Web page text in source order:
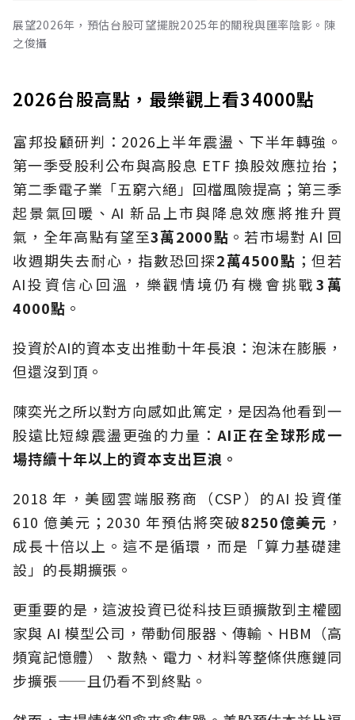
展望2026年，預估台股可望擺脫2025年的關稅與匯率陰影。陳
之俊攝
2026台股高點，最樂觀上看34000點
富邦投顧研判：2026上半年震盪、下半年轉強。
第一季受股利公布與高股息 ETF 換股效應拉抬；
第二季電子業「五窮六絕」回檔風險提高；第三季
起景氣回暖、AI 新品上市與降息效應將推升買
氣，全年高點有望至3萬2000點 。若市場對 AI 回
收週期失去耐心，指數恐回探2萬4500點 ；但若
AI投資信心回溫，樂觀情境仍有機會挑戰3萬
4000點 。
投資於AI的資本支出推動十年長浪：泡沫在膨脹，
但還沒到頂。
陳奕光之所以對方向感如此篤定，是因為他看到一
股遠比短線震盪更強的力量： AI正在全球形成一
場持續十年以上的資本支出巨浪。
2018 年，美國雲端服務商（CSP）的AI 投資僅
610 億美元；2030 年預估將突破8250億美元 ，
成長十倍以上。這不是循環，而是「算力基礎建
設」的長期擴張。
更重要的是，這波投資已從科技巨頭擴散到主權國
家與 AI 模型公司，帶動伺服器、傳輸、HBM（高
頻寬記憶體）、散熱、電力、材料等整條供應鏈同
步擴張——且仍看不到終點。